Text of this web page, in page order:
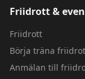
Friidrott &
Friidrott
Börja träna
Anmälan till